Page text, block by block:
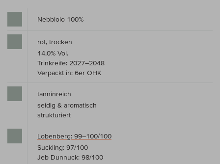
Nebbiolo 100%
rot, trocken
14,0% Vol.
Trinkreife: 2027–2048
Verpackt in: 6er OHK
tanninreich
seidig & aromatisch
strukturiert
Lobenberg: 99–100/100
Suckling: 97/100
Jeb Dunnuck: 98/100